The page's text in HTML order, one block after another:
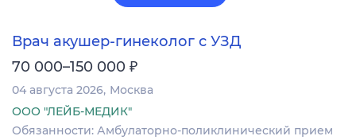
Врач акушер-гинеколог с УЗД
70 000–150 000 ₽
04 августа 2026 Москва
ООО "ЛЕЙБ-МЕДИК"
Обязанности: Амбулаторно-поликлинический прием